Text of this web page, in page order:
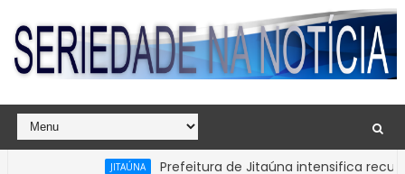
Prefeitura de Jitaúna intensifica recuperação